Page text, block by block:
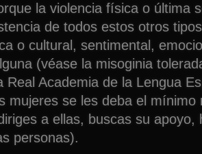
la violencia física o última
de todos estos otros
o cultural, sentimental,
(véase la misoginia
Real Academia de la Lengua
mujeres se les deba el mínimo
a ellas, buscas su apoyo,
personas).